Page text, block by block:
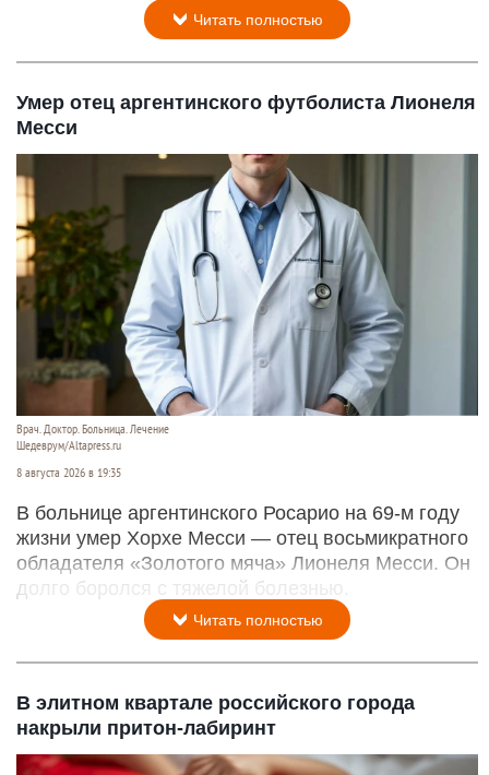
Читать полностью
Умер отец аргентинского футболиста Лионеля
Месси
Врач. Доктор. Больница. Лечение
Шедеврум/Altapress.ru
8 августа 2026 в 19:35
В больнице аргентинского Росарио на 69-м году
жизни умер Хорхе Месси — отец восьмикратного
обладателя «Золотого мяча» Лионеля Месси. Он
долго боролся с тяжелой болезнью.
Читать полностью
В элитном квартале российского города
накрыли притон-лабиринт